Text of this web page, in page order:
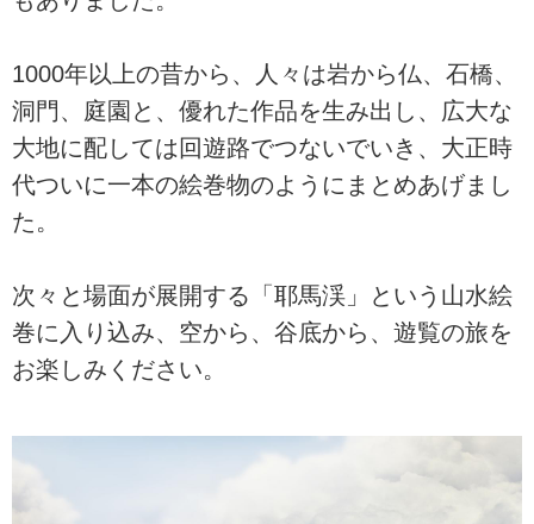
1000年以上の昔から、人々は岩から仏、石橋、
洞門、庭園と、優れた作品を生み出し、広大な
大地に配しては回遊路でつないでいき、大正時
代ついに一本の絵巻物のようにまとめあげまし
た。
次々と場面が展開する「耶馬渓」という山水絵
巻に入り込み、空から、谷底から、遊覧の旅を
お楽しみください。